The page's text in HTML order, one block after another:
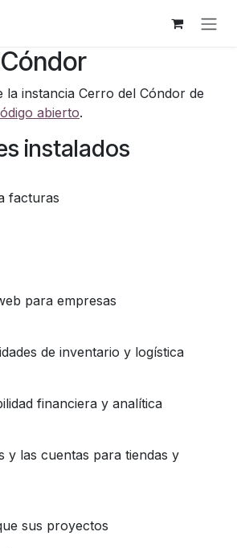
instancia Cerro del Cóndor de
abierto.
instalados
facturas
para empresas
de inventario y logística
financiera y analítica
y las cuentas para tiendas y
sus proyectos